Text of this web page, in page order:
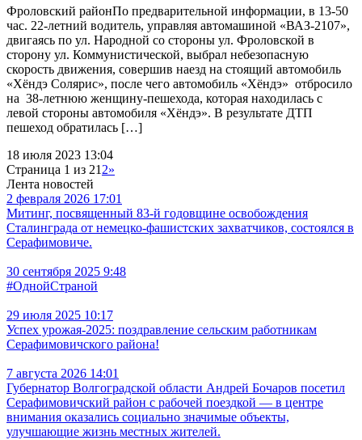
Фроловский районПо предварительной информации, в 13-50
час. 22-летний водитель, управляя автомашиной «ВАЗ-2107»,
двигаясь по ул. Народной со стороны ул. Фроловской в
сторону ул. Коммунистической, выбрал небезопасную
скорость движения, совершив наезд на стоящий автомобиль
«Хёндэ Солярис», после чего автомобиль «Хёндэ» отбросило
на 38-летнюю женщину-пешехода, которая находилась с
левой стороны автомобиля «Хёндэ». В результате ДТП
пешеход обратилась […]
18 июля 2023 13:04
Страница 1 из 21 2»
Лента новостей
2 февраля 2026 17:01
Митинг, посвященный 83-й годовщине освобождения
Сталинграда от немецко-фашистских захватчиков, состоялся в
Серафимовиче.
30 сентября 2025 9:48
#ОднойСтраной
29 июля 2025 10:17
Успех урожая-2025: поздравление сельским работникам
Серафимовичского района!
7 августа 2026 14:01
Губернатор Волгоградской области Андрей Бочаров посетил
Серафимовичский район с рабочей поездкой — в центре
внимания оказались социально значимые объекты,
улучшающие жизнь местных жителей.